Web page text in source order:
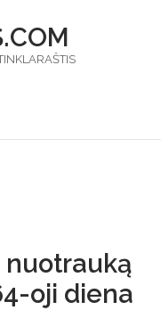
nuotrauką
oji diena